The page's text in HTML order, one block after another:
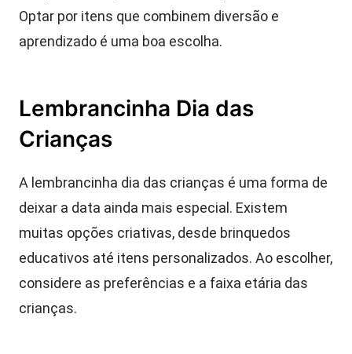
Optar por itens que combinem diversão e
aprendizado é uma boa escolha.
Lembrancinha Dia das
Crianças
A lembrancinha dia das crianças é uma forma de
deixar a data ainda mais especial. Existem
muitas opções criativas, desde brinquedos
educativos até itens personalizados. Ao escolher,
considere as preferências e a faixa etária das
crianças.